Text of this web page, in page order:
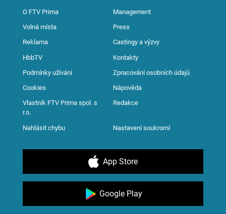
O FTV Prima Management
Volná místa Press
Reklama Castingy a výzvy
HbbTV Kontakty
Podmínky užívání Zpracování osobních údajů
Cookies Nápověda
Vlastník FTV Prima spol. s
r.o.
Redakce
Nahlásit chybu Nastavení soukromí
App Store
Google Play